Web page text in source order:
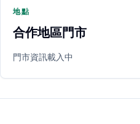
地點
合作地區門市
門市資訊載入中